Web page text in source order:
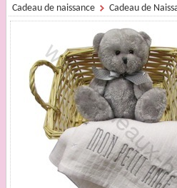
Cadeau de naissance Cadeau de